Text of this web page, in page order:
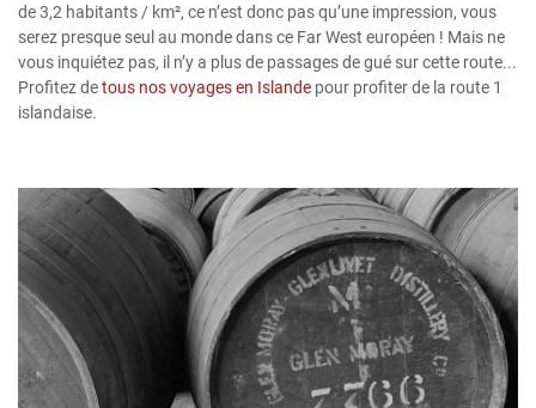
de 3,2 habitants / km², ce n’est donc pas qu’une impression, vous
serez presque seul au monde dans ce Far West européen ! Mais ne
vous inquiétez pas, il n’y a plus de passages de gué sur cette route...
Profitez detous nos voyages en Islande pour profiter de la route 1
islandaise.